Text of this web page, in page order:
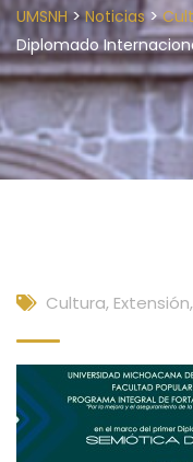
UMSNH>Noticias>
Diplomado
Cultura, Extensión,